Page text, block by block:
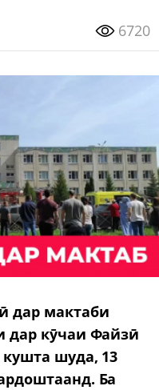
6720
дар мактаби
дар кӯчаи Файзӣ
шуда, 13
Ба